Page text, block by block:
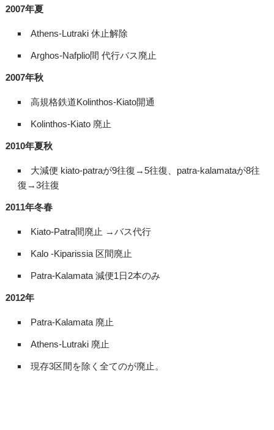
2007年夏
Athens-Lutraki 休止解除
Arghos-Nafplio間 代行バス廃止
2007年秋
高規格鉄道Kolinthos-Kiato開通
Kolinthos-Kiato 廃止
2010年夏秋
大減便 kiato-patraが9往復→5往復、patra-kalamataが8往
復→3往復
2011年冬春
Kiato-Patra間廃止 →バス代行
Kalo -Kiparissia 区間廃止
Patra-Kalamata 減便1日2本のみ
2012年
Patra-Kalamata 廃止
Athens-Lutraki 廃止
現存3区間を除く全てのが廃止。